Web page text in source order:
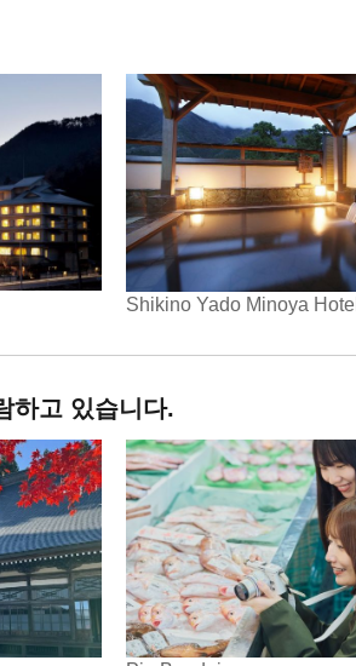
Shikino Yado Minoya Hotel
하고 있습니다.